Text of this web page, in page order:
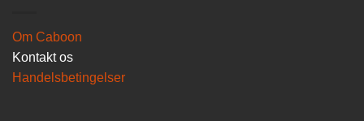
Om Caboon
Kontakt os
Handelsbetingelser